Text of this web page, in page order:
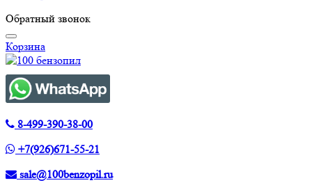
Обратный звонок
Корзина
8-499-390-38-00
+7(926)671-55-21
sale@100benzopil.ru